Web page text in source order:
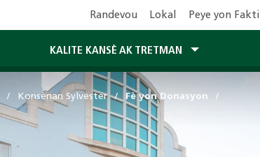
Randevou Lokal Peye yon Fakti
KALITE KANSÈ AK TRETMAN
Konsènan Sylvester Fè yon Donasyon